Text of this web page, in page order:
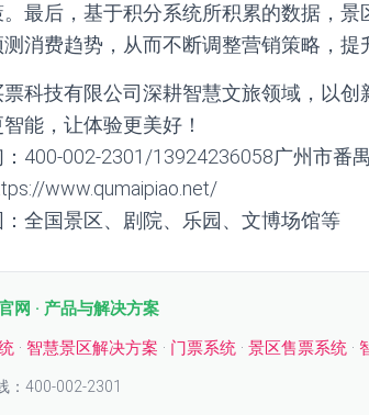
最后，基于积分系统所积累的数据，
消费趋势，从而不断调整营销策略，提
票科技有限公司深耕智慧文旅领域，以
能，让体验更美好！
400-002-2301/13924236058广州市番
www.qumaipiao.net/
：全国景区、剧院、乐园、文博场馆等
网 · 产品与解决方案
· 智慧景区解决方案 · 门票系统 · 景区售票系统 ·
：400-002-2301